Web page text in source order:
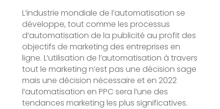
L’industrie mondiale de l’automatisation se
développe, tout comme les processus
d’automatisation de la publicité au profit des
objectifs de marketing des entreprises en
ligne. L’utilisation de l’automatisation à travers
tout le marketing n’est pas une décision sage
mais une décision nécessaire et en 2022
l’automatisation en PPC sera l’une des
tendances marketing les plus significatives.